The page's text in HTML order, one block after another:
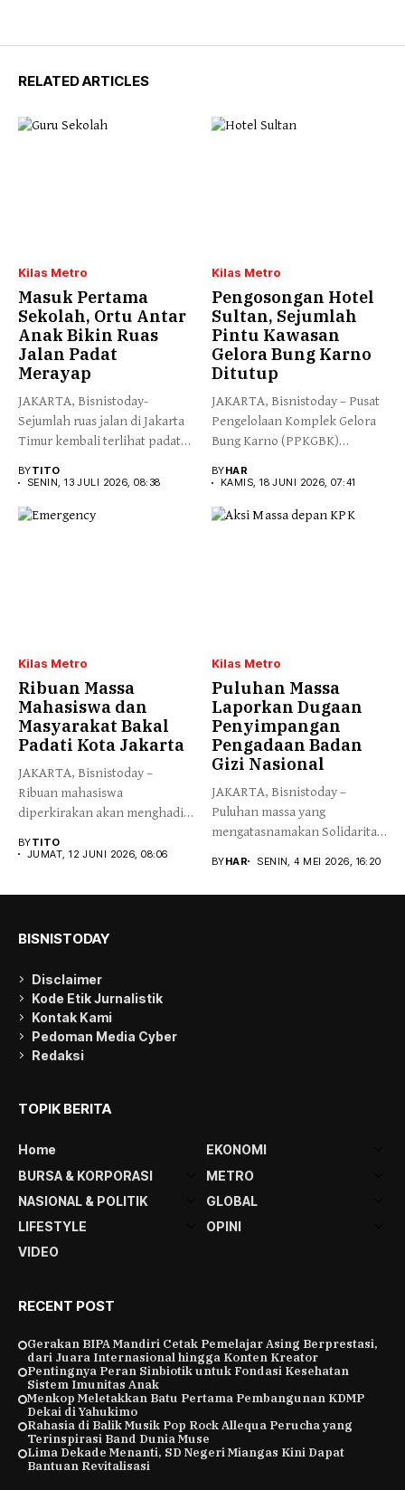
RELATED ARTICLES
Kilas Metro
Masuk Pertama
Sekolah, Ortu Antar
Anak Bikin Ruas
Jalan Padat
Merayap
JAKARTA, Bisnistoday-
Sejumlah ruas jalan di Jakarta
Timur kembali terlihat padat
BYTITO
SENIN, 13 JULI 2026, 08:38
Kilas Metro
Pengosongan Hotel
Sultan, Sejumlah
Pintu Kawasan
Gelora Bung Karno
Ditutup
JAKARTA, Bisnistoday – Pusat
Pengelolaan Komplek Gelora
Bung Karno (PPKGBK)
BYHAR
KAMIS, 18 JUNI 2026, 07:41
Kilas Metro
Ribuan Massa
Mahasiswa dan
Masyarakat Bakal
Padati Kota Jakarta
JAKARTA, Bisnistoday –
Ribuan mahasiswa
diperkirakan akan menghadiri
koalisi...
BYTITO
JUMAT, 12 JUNI 2026, 08:06
Kilas Metro
Puluhan Massa
Laporkan Dugaan
Penyimpangan
Pengadaan Badan
Gizi Nasional
JAKARTA, Bisnistoday –
Puluhan massa yang
mengatasnamakan Solidaritas
BYHAR SENIN, 4 MEI 2026, 16:20
BISNISTODAY
Disclaimer
Kode Etik Jurnalistik
Kontak Kami
Pedoman Media Cyber
Redaksi
TOPIK BERITA
Home
EKONOMI
BURSA & KORPORASI
METRO
NASIONAL & POLITIK
GLOBAL
LIFESTYLE
OPINI
VIDEO
RECENT POST
Gerakan BIPA Mandiri Cetak Pemelajar Asing Berprestasi,
dari Juara Internasional hingga Konten Kreator
Pentingnya Peran Sinbiotik untuk Fondasi Kesehatan
Sistem Imunitas Anak
Menkop Meletakkan Batu Pertama Pembangunan KDMP
Dekai di Yahukimo
Rahasia di Balik Musik Pop Rock Allequa Perucha yang
Terinspirasi Band Dunia Muse
Lima Dekade Menanti, SD Negeri Miangas Kini Dapat
Bantuan Revitalisasi